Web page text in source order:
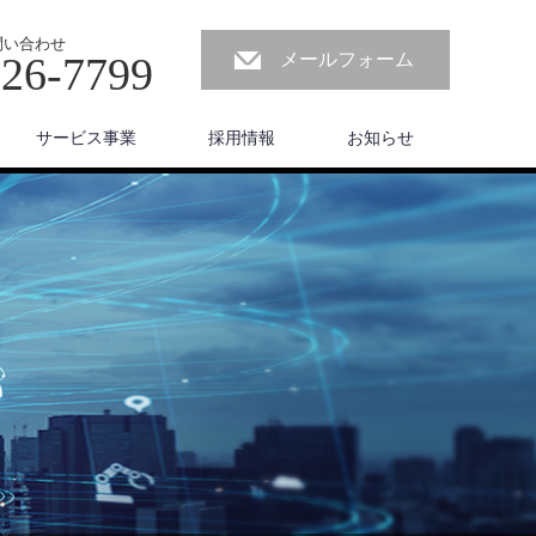
合わせ
7799 メールフォーム
サービス事業 採用情報 お知らせ